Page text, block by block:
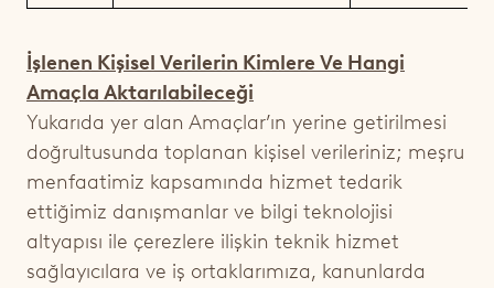
İşlenen Kişisel Verilerin Kimlere Ve Hangi
Amaçla Aktarılabileceği
Yukarıda yer alan Amaçlar’ın yerine getirilmesi
doğrultusunda toplanan kişisel verileriniz; meşru
menfaatimiz kapsamında hizmet tedarik
ettiğimiz danışmanlar ve bilgi teknolojisi
altyapısı ile çerezlere ilişkin teknik hizmet
sağlayıcılara ve iş ortaklarımıza, kanunlarda